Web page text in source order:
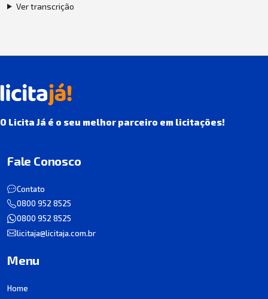
Ver transcrição
O Licita Já é o seu melhor parceiro em licitações!
Fale Conosco
Contato
0800 952 8525
0800 952 8525
licitaja@licitaja.com.br
Menu
Home